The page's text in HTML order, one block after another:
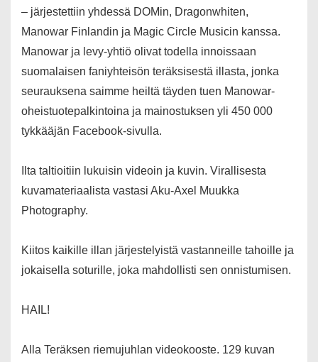
– järjestettiin yhdessä DOMin, Dragonwhiten,
Manowar Finlandin ja Magic Circle Musicin kanssa.
Manowar ja levy-yhtiö olivat todella innoissaan
suomalaisen faniyhteisön teräksisestä illasta, jonka
seurauksena saimme heiltä täyden tuen Manowar-
oheistuotepalkintoina ja mainostuksen yli 450 000
tykkääjän Facebook-sivulla.
Ilta taltioitiin lukuisin videoin ja kuvin. Virallisesta
kuvamateriaalista vastasi Aku-Axel Muukka
Photography.
Kiitos kaikille illan järjestelyistä vastanneille tahoille ja
jokaisella soturille, joka mahdollisti sen onnistumisen.
HAIL!
Alla Teräksen riemujuhlan videokooste. 129 kuvan